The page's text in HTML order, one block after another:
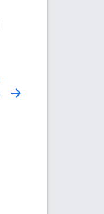
arrow_forward